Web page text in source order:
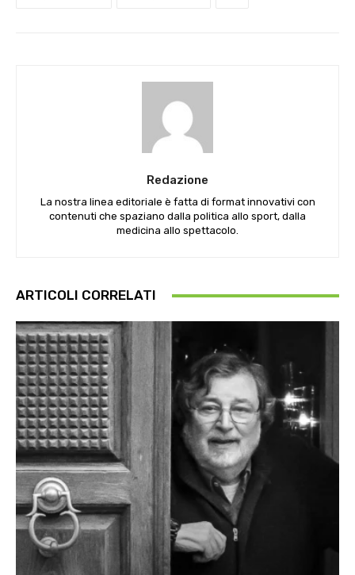
Redazione
La nostra linea editoriale è fatta di format innovativi con
contenuti che spaziano dalla politica allo sport, dalla
medicina allo spettacolo.
ARTICOLI CORRELATI